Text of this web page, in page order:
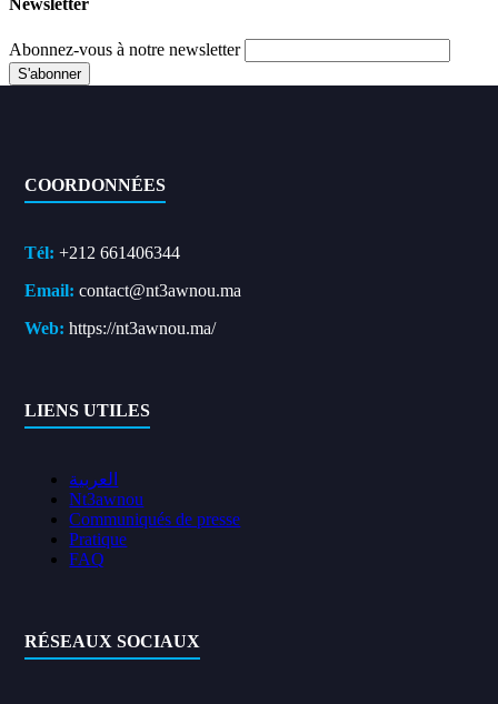
Newsletter
Abonnez-vous à notre newsletter
COORDONNÉES
Tél: +212 661406344
Email: contact@nt3awnou.ma
Web: https://nt3awnou.ma/
LIENS UTILES
العربية
Nt3awnou
Communiqués de presse
Pratique
FAQ
RÉSEAUX SOCIAUX